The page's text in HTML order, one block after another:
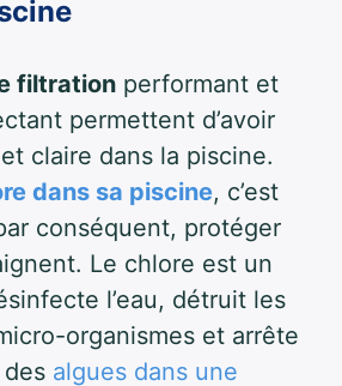
filtration performant et
permettent d’avoir
claire dans la piscine.
dans sa piscine, c’est
conséquent, protéger
Le chlore est un
l’eau, détruit les
organismes et arrête
algues dans une